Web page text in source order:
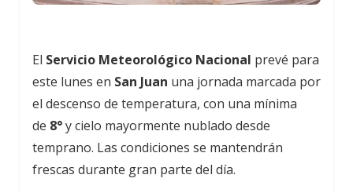
El Servicio Meteorológico Nacional prevé para
este lunes en San Juan una jornada marcada por
el descenso de temperatura, con una mínima
de 8°y cielo mayormente nublado desde
temprano. Las condiciones se mantendrán
frescas durante gran parte del día.